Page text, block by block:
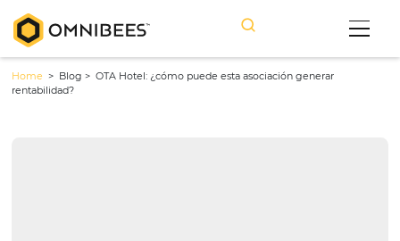
Home> Blog >